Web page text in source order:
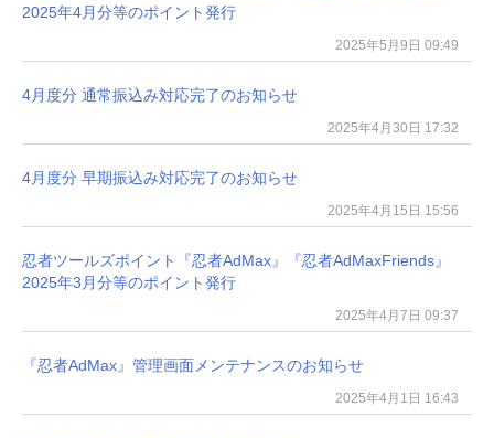
2025年4月分等のポイント発行
2025年5月9日 09:49
4月度分 通常振込み対応完了のお知らせ
2025年4月30日 17:32
4月度分 早期振込み対応完了のお知らせ
2025年4月15日 15:56
忍者ツールズポイント『忍者AdMax』『忍者AdMaxFriends』
2025年3月分等のポイント発行
2025年4月7日 09:37
『忍者AdMax』管理画面メンテナンスのお知らせ
2025年4月1日 16:43